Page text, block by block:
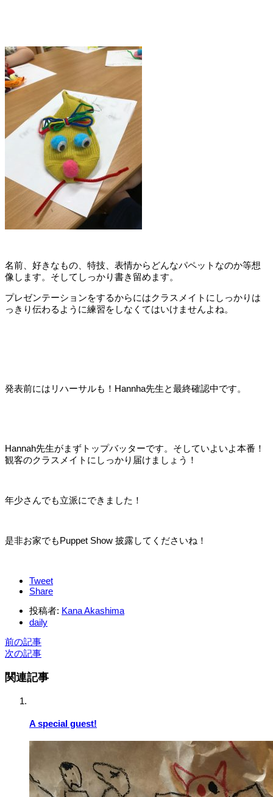
名前、好きなもの、特技、表情からどんなパペットなのか等想
像します。そしてしっかり書き留めます。
プレゼンテーションをするからにはクラスメイトにしっかりは
っきり伝わるように練習をしなくてはいけませんよね。
発表前にはリハーサルも！Hannha先生と最終確認中です。
Hannah先生がまずトップバッターです。そしていよいよ本番！
観客のクラスメイトにしっかり届けましょう！
年少さんでも立派にできました！
是非お家でもPuppet Show 披露してくださいね！
Tweet
Share
投稿者: Kana Akashima
daily
前の記事
次の記事
関連記事
A special guest!